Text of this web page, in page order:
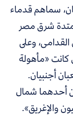
سماهم قدماء
شرق مصر
وعلى
«مأهولة
أجنبيان.
أحدهما شمال
والإغريق».